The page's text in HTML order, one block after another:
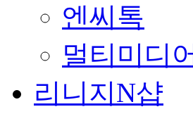
엔씨톡
멀티미디
리니지N샵